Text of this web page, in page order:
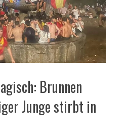
Brunnen
Junge stirbt in